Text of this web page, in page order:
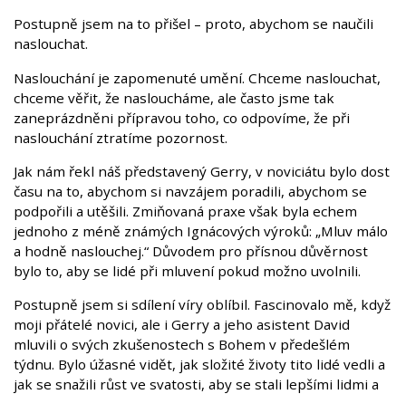
Postupně jsem na to přišel – proto, abychom se naučili
naslouchat.
Naslouchání je zapomenuté umění. Chceme naslouchat,
chceme věřit, že nasloucháme, ale často jsme tak
zaneprázdněni přípravou toho, co odpovíme, že při
naslouchání ztratíme pozornost.
Jak nám řekl náš představený Gerry, v noviciátu bylo dost
času na to, abychom si navzájem poradili, abychom se
podpořili a utěšili. Zmiňovaná praxe však byla echem
jednoho z méně známých Ignácových výroků: „Mluv málo
a hodně naslouchej.“ Důvodem pro přísnou důvěrnost
bylo to, aby se lidé při mluvení pokud možno uvolnili.
Postupně jsem si sdílení víry oblíbil. Fascinovalo mě, když
moji přátelé novici, ale i Gerry a jeho asistent David
mluvili o svých zkušenostech s Bohem v předešlém
týdnu. Bylo úžasné vidět, jak složité životy tito lidé vedli a
jak se snažili růst ve svatosti, aby se stali lepšími lidmi a